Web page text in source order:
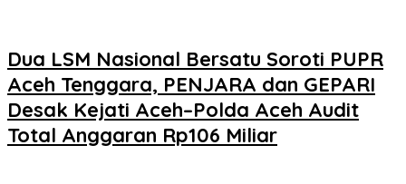
Dua LSM Nasional Bersatu Soroti PUPR
Aceh Tenggara, PENJARA dan GEPARI
Desak Kejati Aceh–Polda Aceh Audit
Total Anggaran Rp106 Miliar